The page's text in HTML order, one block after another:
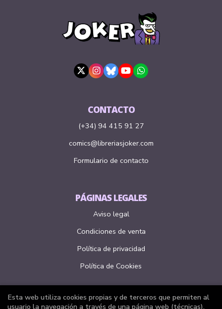
CONTACTO
(+34) 94 415 91 27
comics@libreriasjoker.com
Formulario de contacto
PÁGINAS LEGALES
Aviso legal
Condiciones de venta
Política de privacidad
Política de Cookies
ATENCIÓN AL CLIENTE
Esta web utiliza cookies propias y de terceros que permiten al
usuario la navegación a través de una página web (técnicas),